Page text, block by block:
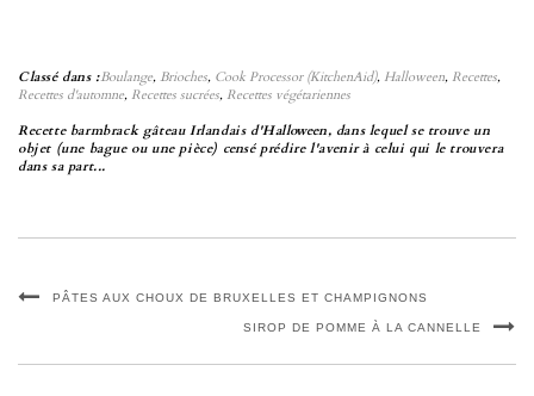
Classé dans :Boulange, Brioches, Cook Processor (KitchenAid), Halloween, Recettes,
Recettes d'automne, Recettes sucrées, Recettes végétariennes
Recette barmbrack gâteau Irlandais d'Halloween, dans lequel se trouve un
objet (une bague ou une pièce) censé prédire l'avenir à celui qui le trouvera
dans sa part...
PÂTES AUX CHOUX DE BRUXELLES ET CHAMPIGNONS
SIROP DE POMME À LA CANNELLE